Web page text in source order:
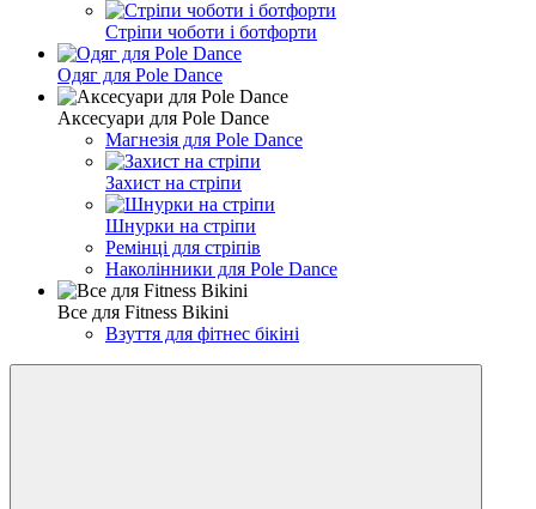
Стріпи чоботи і ботфорти
Одяг для Pole Dance
Аксесуари для Pole Dance
Магнезія для Pole Dance
Захист на стріпи
Шнурки на стріпи
Ремінці для стріпів
Наколінники для Pole Dance
Все для Fitness Bikini
Взуття для фітнес бікіні